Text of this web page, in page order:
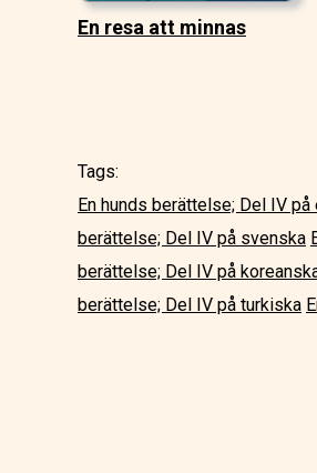
En resa att minnas
Tags:
En hunds berättelse; Del IV
berättelse; Del IV på svenska
berättelse; Del IV på
berättelse; Del IV på turkiska